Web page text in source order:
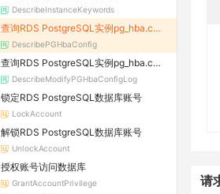
DescribeInstanceKeywords
查询RDS PostgreSQL实例pg_hba.conf文件配置
DescribePGHbaConfig
查询RDS PostgreSQL实例pg_hba.conf文件修改记录
DescribeModifyPGHbaConfigLog
锁定RDS PostgreSQL数据库账号
LockAccount
解锁RDS PostgreSQL数据库账号
UnlockAccount
授权账号访问数据库
GrantAccountPrivilege 请